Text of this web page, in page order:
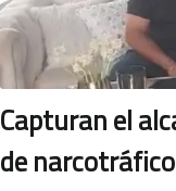
Capturan el
de